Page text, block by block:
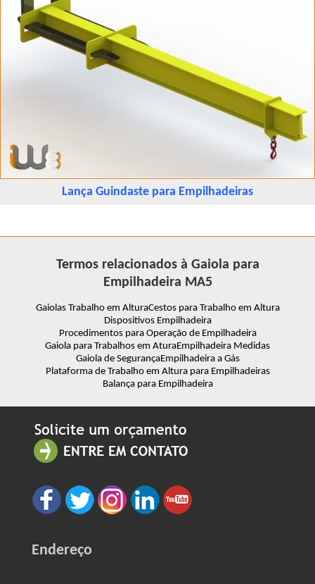
Lança Guindaste para Empilhadeiras
Termos relacionados à Gaiola para
Empilhadeira MA5
Gaiolas Trabalho em AlturaCestos para Trabalho em Altura
Dispositivos Empilhadeira
Procedimentos para Operação de Empilhadeira
Gaiola para Trabalhos em AturaEmpilhadeira Medidas
Gaiola de SegurançaEmpilhadeira a Gás
Plataforma de Trabalho em Altura para Empilhadeiras
Balança para Empilhadeira
Endereço